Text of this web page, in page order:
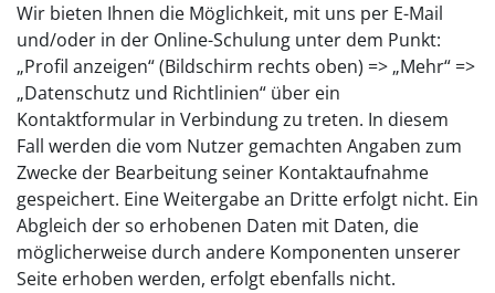
Wir bieten Ihnen die Möglichkeit, mit uns per E-Mail
und/oder in der Online-Schulung unter dem Punkt:
„Profil anzeigen“ (Bildschirm rechts oben) => „Mehr“ =>
„Datenschutz und Richtlinien“ über ein
Kontaktformular in Verbindung zu treten. In diesem
Fall werden die vom Nutzer gemachten Angaben zum
Zwecke der Bearbeitung seiner Kontaktaufnahme
gespeichert. Eine Weitergabe an Dritte erfolgt nicht. Ein
Abgleich der so erhobenen Daten mit Daten, die
möglicherweise durch andere Komponenten unserer
Seite erhoben werden, erfolgt ebenfalls nicht.